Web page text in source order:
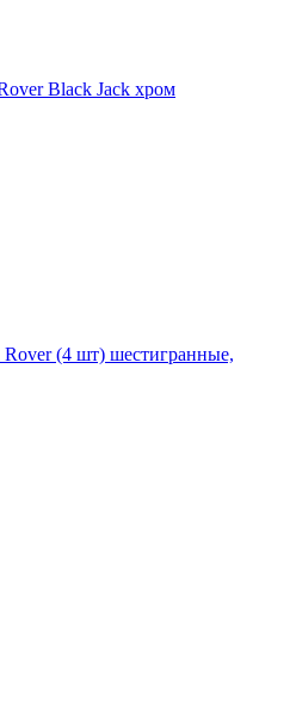
Black Jack хром
(4 шт) шестигранные,